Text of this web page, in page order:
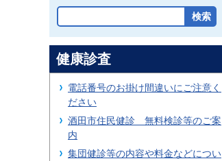
健康診査
電話番号のお掛け間違いにご注意く
ださい
酒田市住民健診 無料検診等のご案
内
集団健診等の内容や料金などについ